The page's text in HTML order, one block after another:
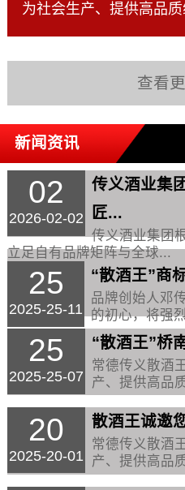
为社会生产、提供高品
查看
新闻资讯
02
2026-02-02
传义酒业集
匠...
传义酒业集团
立足自有品牌矩阵与全球...
25
2025-25-11
“散酒王”商
品牌创始人邓
的初心，将强
25
2025-25-07
“散酒王”桥
常德传义散酒
产、提供高品
20
2025-20-01
散酒王诚邀
常德传义散酒
产、提供高品